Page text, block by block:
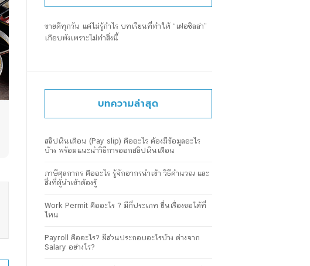
ขายดีทุกวัน แต่ไม่รู้กำไร บทเรียนที่ทำให้ “เฝอซิลล่า”
เกือบพังเพราะไม่ทำสิ่งนี้
บทความล่าสุด
สลิปเงินเดือน (Pay slip) คืออะไร ต้องมีข้อมูลอะไร
บ้าง พร้อมแนะนำวิธีการออกสลิปเงินเดือน
ภาษีศุลกากร คืออะไร รู้จักอากรนำเข้า วิธีคำนวณ และ
สิ่งที่ผู้นำเข้าต้องรู้
Work Permit คืออะไร ? มีกี่ประเภท ยื่นเรื่องขอได้ที่
ไหน
Payroll คืออะไร? มีส่วนประกอบอะไรบ้าง ต่างจาก
Salary อย่างไร?